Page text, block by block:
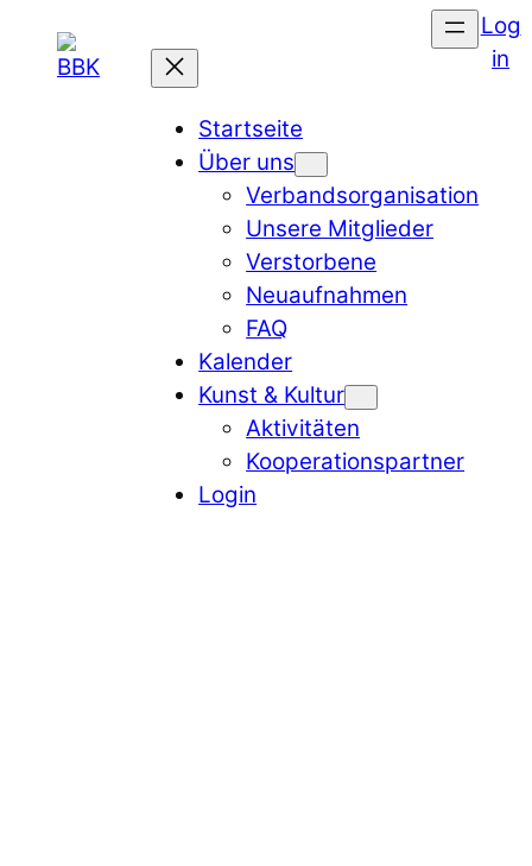
Startseite
Über uns
Verbandsorganisation
Unsere Mitglieder
Verstorbene
Neuaufnahmen
FAQ
Kalender
Kunst & Kultur
Aktivitäten
Kooperationspartner
Login
Log
in